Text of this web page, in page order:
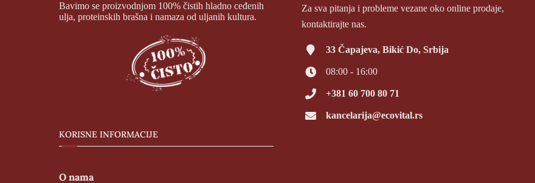
Bavimo se proizvodnjom 100% čistih hladno ceđenih
ulja, proteinskih brašna i namaza od uljanih kultura.
Za sva pitanja i probleme vezane oko online prodaje,
kontaktirajte nas.
33 Čapajeva, Bikić Do, Srbija
08:00 - 16:00
+381 60 700 80 71
kancelarija@ecovital.rs
KORISNE INFORMACIJE
O nama